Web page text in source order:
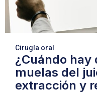
Cirugía oral
¿Cuándo hay
muelas del
extracción y